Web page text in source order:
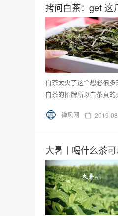
拷问白茶：get 这
白茶太火了这个想必很
白茶的招牌所以白茶真
禅风网 2019-
大暑丨喝什么茶